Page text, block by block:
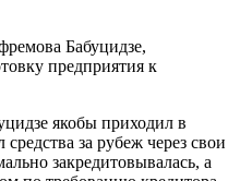
Бабуцидзе,
предприятия к
якобы приходил в
за рубеж через свои
закредитовывалась, а